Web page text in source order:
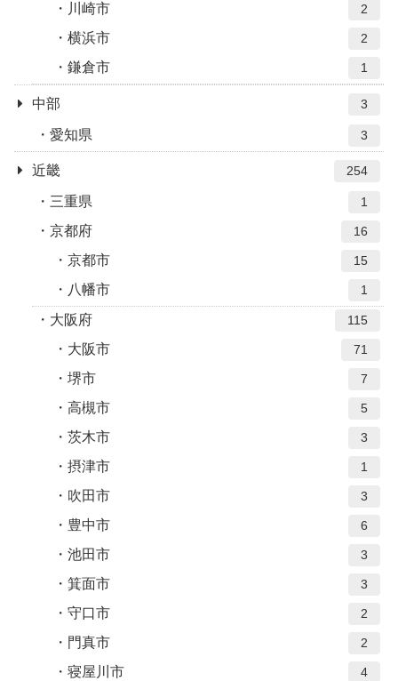
川崎市 2
横浜市 2
鎌倉市 1
中部 3
愛知県 3
近畿 254
三重県 1
京都府 16
京都市 15
八幡市 1
大阪府 115
大阪市 71
堺市 7
高槻市 5
茨木市 3
摂津市 1
吹田市 3
豊中市 6
池田市 3
箕面市 3
守口市 2
門真市 2
寝屋川市 4